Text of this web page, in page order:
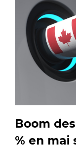
Boom
% en mai